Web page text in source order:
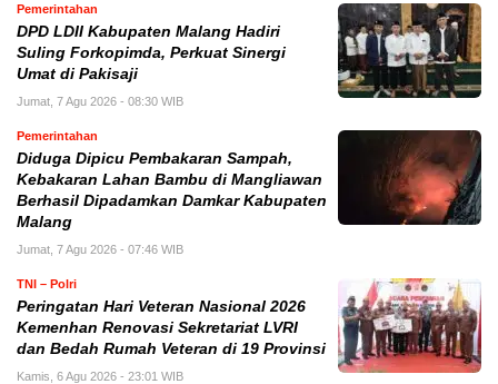
Pemerintahan
DPD LDII Kabupaten Malang Hadiri
Suling Forkopimda, Perkuat Sinergi
Umat di Pakisaji
Jumat, 7 Agu 2026 - 08:30 WIB
Pemerintahan
Diduga Dipicu Pembakaran Sampah,
Kebakaran Lahan Bambu di Mangliawan
Berhasil Dipadamkan Damkar Kabupaten
Malang
Jumat, 7 Agu 2026 - 07:46 WIB
TNI – Polri
Peringatan Hari Veteran Nasional 2026
Kemenhan Renovasi Sekretariat LVRI
dan Bedah Rumah Veteran di 19 Provinsi
Kamis, 6 Agu 2026 - 23:01 WIB